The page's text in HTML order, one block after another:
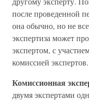
после проведенной
она обычно, но не
экспертиза может
экспертом, с
комиссией экспертов.
Комиссионная
двумя экспертами